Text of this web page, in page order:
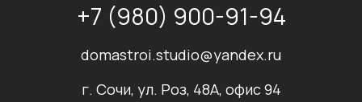
+7 (980) 900-91-94
domastroi.studio@yandex.ru
г. Сочи, ул. Роз, 48А, офис 94